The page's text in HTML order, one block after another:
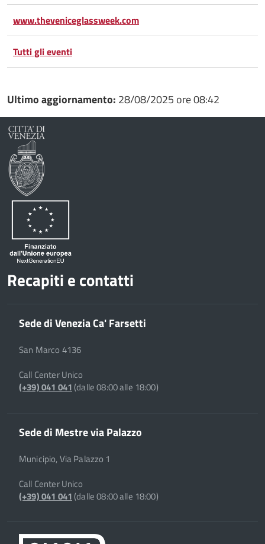
www.theveniceglassweek.com
Tutti gli eventi
Ultimo aggiornamento: 28/08/2025 ore 08:42
Recapiti e contatti
Sede di Venezia Ca' Farsetti
San Marco 4136
Call Center Unico
(+39) 041 041(dalle 08:00 alle 18:00)
Sede di Mestre via Palazzo
Municipio, Via Palazzo 1
Call Center Unico
(+39) 041 041(dalle 08:00 alle 18:00)